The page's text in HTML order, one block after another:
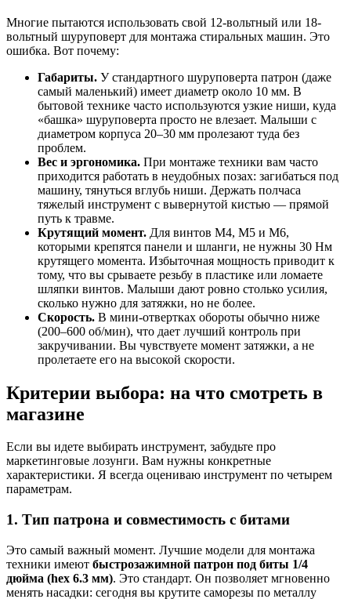
Многие пытаются использовать свой 12-вольтный или 18-
вольтный шуруповерт для монтажа стиральных машин. Это
ошибка. Вот почему:
Габариты. У стандартного шуруповерта патрон (даже
самый маленький) имеет диаметр около 10 мм. В
бытовой технике часто используются узкие ниши, куда
«башка» шуруповерта просто не влезает. Малыши с
диаметром корпуса 20–30 мм пролезают туда без
проблем.
Вес и эргономика. При монтаже техники вам часто
приходится работать в неудобных позах: загибаться под
машину, тянуться вглубь ниши. Держать полчаса
тяжелый инструмент с вывернутой кистью — прямой
путь к травме.
Крутящий момент. Для винтов М4, М5 и М6,
которыми крепятся панели и шланги, не нужны 30 Нм
крутящего момента. Избыточная мощность приводит к
тому, что вы срываете резьбу в пластике или ломаете
шляпки винтов. Малыши дают ровно столько усилия,
сколько нужно для затяжки, но не более.
Скорость. В мини-отвертках обороты обычно ниже
(200–600 об/мин), что дает лучший контроль при
закручивании. Вы чувствуете момент затяжки, а не
пролетаете его на высокой скорости.
Критерии выбора: на что смотреть в
магазине
Если вы идете выбирать инструмент, забудьте про
маркетинговые лозунги. Вам нужны конкретные
характеристики. Я всегда оцениваю инструмент по четырем
параметрам.
1. Тип патрона и совместимость с битами
Это самый важный момент. Лучшие модели для монтажа
техники имеют быстрозажимной патрон под биты 1/4
дюйма (hex 6.3 мм). Это стандарт. Он позволяет мгновенно
менять насадки: сегодня вы крутите саморезы по металлу